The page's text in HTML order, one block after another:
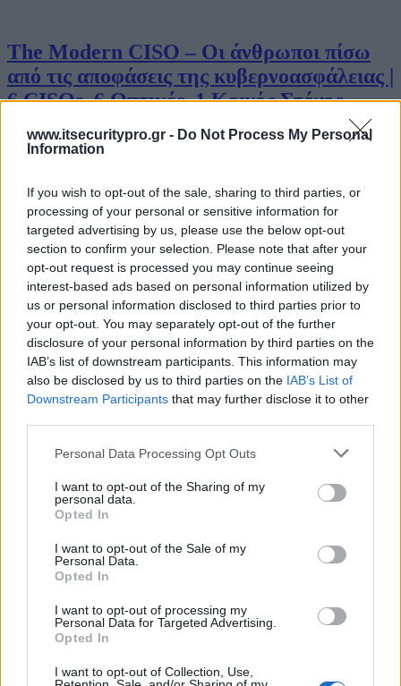
www.itsecuritypro.gr - Do Not Process My Personal
Information
If you wish to opt-out of the sale, sharing to third parties, or
processing of your personal or sensitive information for
targeted advertising by us, please use the below opt-out
section to confirm your selection. Please note that after your
opt-out request is processed you may continue seeing
interest-based ads based on personal information utilized by
us or personal information disclosed to third parties prior to
your opt-out. You may separately opt-out of the further
disclosure of your personal information by third parties on the
IAB’s list of downstream participants. This information may
also be disclosed by us to third parties on the IAB’s List of
Downstream Participants that may further disclose it to other
Personal Data Processing Opt Outs
I want to opt-out of the Sharing of my
personal data.
Opted In
I want to opt-out of the Sale of my
Personal Data.
Opted In
I want to opt-out of processing my
Personal Data for Targeted Advertising.
Opted In
I want to opt-out of Collection, Use,
The Modern CISO – Οι άνθρωποι πίσω
από τις αποφάσεις της κυβερνοασφάλειας |
6 CISOs, 6 Οπτικές, 1 Κοινός Στόχος
μετά τη NIS2 – Τι πρέπει να γνωρίζει ο
CISO
Η μεταμόρφωση του CISO για τις
ανάγκες του σήμερα
Ο σύγχρονος CISO δεν επιλέγει προϊόντα.
Επιλέγει οικοσυστήματα.
Η Εξέλιξη του CISO σε Επιχειρησιακό
Ηγέτη
“Become a CISO”, they said…
Ο Σύγχρονος CISO: Από Τεχνικός
Business IT
ΑΡΧΕΙΟ ΠΕΡΙΟΔΙΚΩΝ